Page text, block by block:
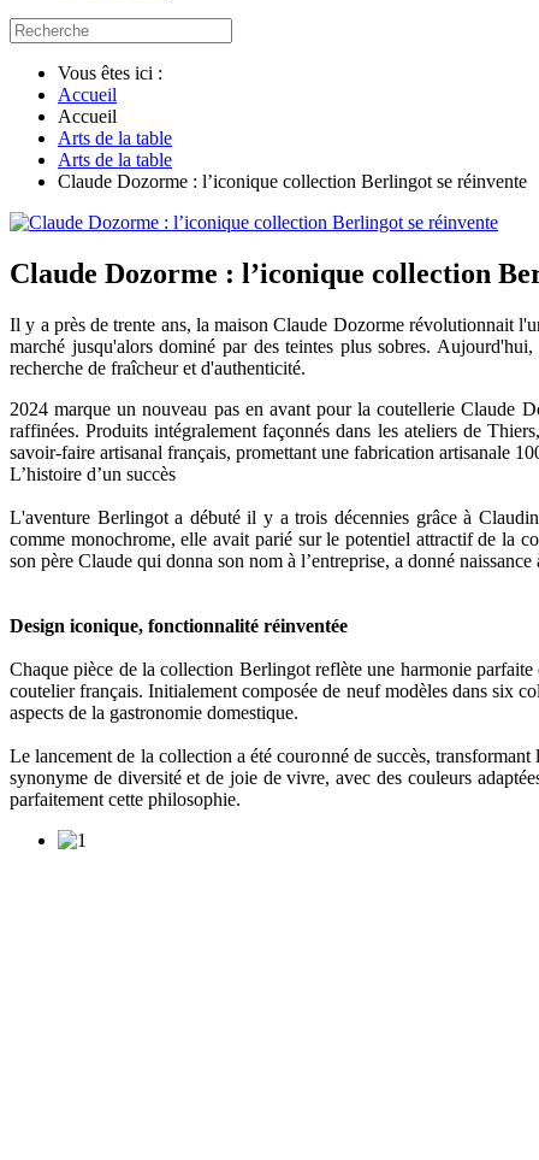
Vous êtes ici :
Accueil
Accueil
Arts de la table
Arts de la table
Claude Dozorme : l’iconique collection Berlingot se réinvente
Claude Dozorme : l’iconique collection
Il y a près de trente ans, la maison Claude Dozorme révolutionnait
marché jusqu'alors dominé par des teintes plus sobres.
recherche de fraîcheur et d'authenticité.
2024 marque un nouveau pas en avant pour la coutellerie Claude
raffinées. Produits intégralement façonnés dans les ateliers de
savoir-faire artisanal français, promettant une fabrication artisanale
L’histoire d’un succès
L'aventure Berlingot a débuté il y a trois décennies grâce à
comme monochrome, elle avait parié sur le potentiel attractif de la
son père Claude qui donna son nom à l’entreprise, a donné
Design iconique, fonctionnalité réinventée
Chaque pièce de la collection Berlingot reflète une harmonie
coutelier français. Initialement composée de neuf modèles dans six
aspects de la gastronomie domestique.
Le lancement de la collection a été couronné de succès,
synonyme de diversité et de joie de vivre, avec des couleurs
parfaitement cette philosophie.